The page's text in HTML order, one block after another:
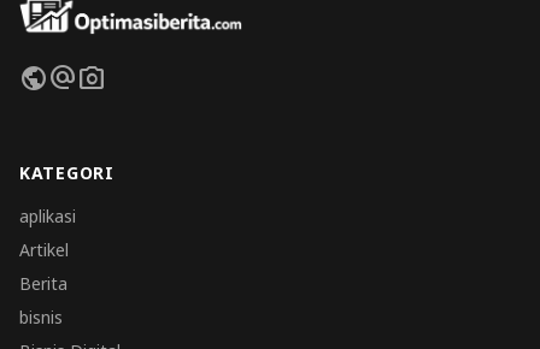
publicalternate_emailphoto_camera
KATEGORI
aplikasi
Artikel
Berita
bisnis